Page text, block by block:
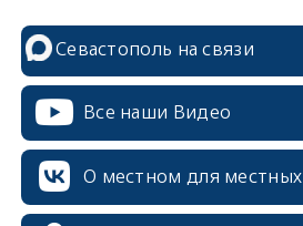
Севастополь на связи
Все наши Видео
О местном для местных